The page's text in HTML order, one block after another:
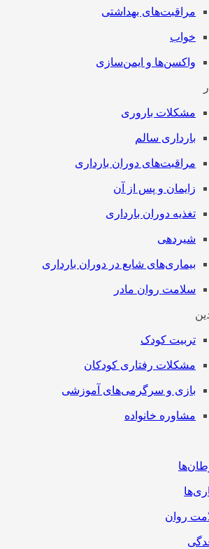
مراقبت‌های بهداشتی
خواب
واکسن‌ها و ایمن‌سازی
مشکلات باروری
بارداری سالم
مراقبت‌های دوران بارداری
زایمان و پس از آن
تغذیه دوران بارداری
شیردهی
بیماری‌های شایع در دوران بارداری
سلامت روان مادر
تربیت کودک
مشکلات رفتاری کودکان
بازی و سرگرمی‌های آموزشی
مشاوره خانواده
روان